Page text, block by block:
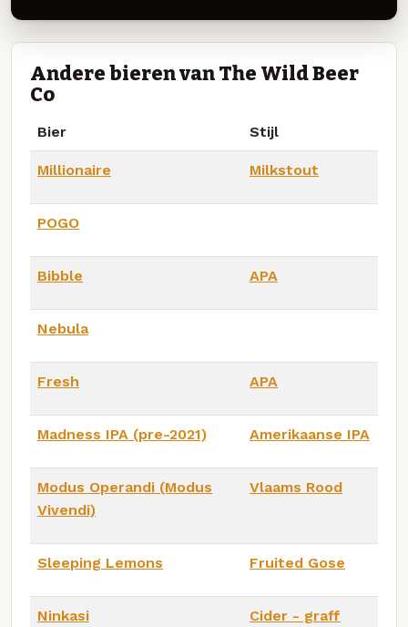
Andere bieren van The Wild Beer
Co
Bier Stijl
Millionaire Milkstout
POGO
Bibble APA
Nebula
Fresh APA
Madness IPA (pre-2021) Amerikaanse IPA
Modus Operandi (Modus
Vivendi)
Vlaams Rood
Sleeping Lemons Fruited Gose
Ninkasi Cider - graff